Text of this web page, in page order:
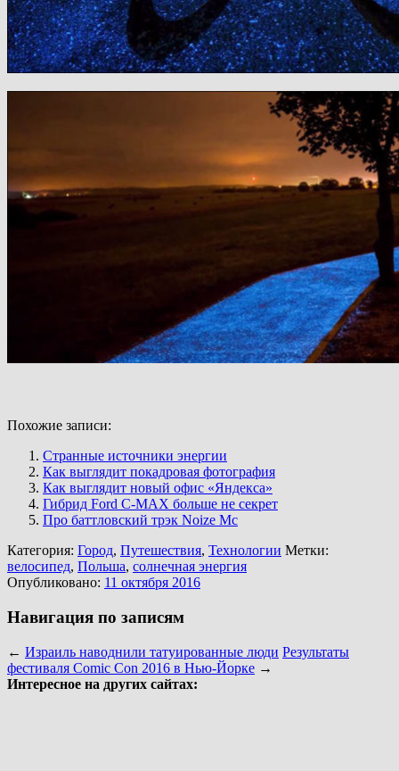
Похожие записи:
Странные источники энергии
Как выглядит покадровая фотография
Как выглядит новый офис «Яндекса»
Гибрид Ford C-MAX больше не секрет
Про баттловский трэк Noize Mc
Категория: Город, Путешествия, Технологии Метки:
велосипед, Польша, солнечная энергия
Опубликовано: 11 октября 2016
Навигация по записям
← Израиль наводнили татуированные люди Результаты
фестиваля Comic Con 2016 в Нью-Йорке →
Интересное на других сайтах: